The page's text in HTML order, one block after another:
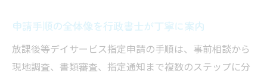
申請手順の全体像を行政書士が丁寧に案内
放課後等デイサービス指定申請の手順は、事前相談から
現地調査、書類審査、指定通知まで複数のステップに分